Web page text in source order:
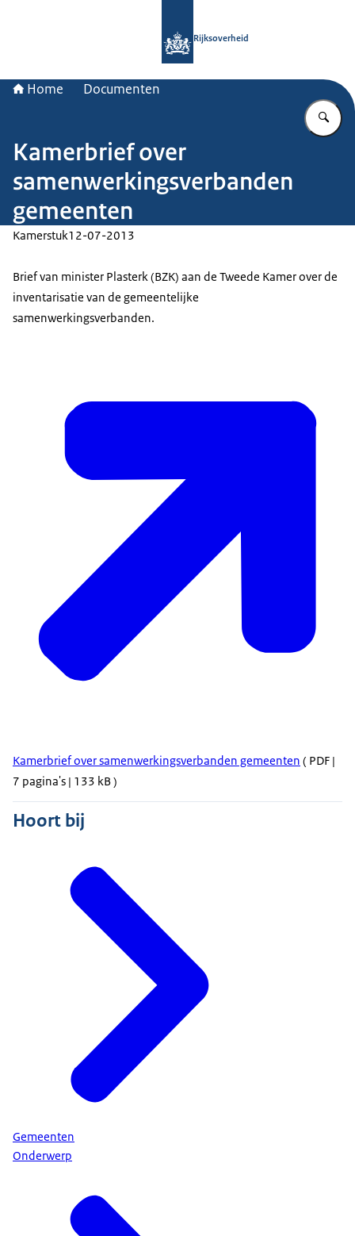
Rijksoverheid
Home Documenten
Kamerbrief over
samenwerkingsverbanden
gemeenten
Kamerstuk12-07-2013
Brief van minister Plasterk (BZK) aan de Tweede Kamer over de
inventarisatie van de gemeentelijke
samenwerkingsverbanden.
Kamerbrief over samenwerkingsverbanden gemeenten ( PDF |
7 pagina's | 133 kB )
Hoort bij
Gemeenten
Onderwerp